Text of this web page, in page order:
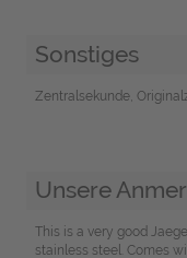
Sonstiges
Zentralsekunde,
Unsere
This is a very good
stainless steel. Comes